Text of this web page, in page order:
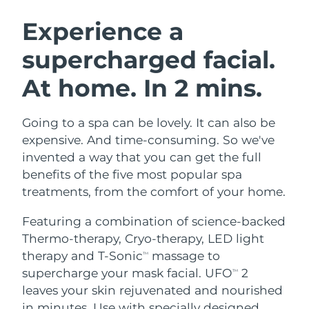
Experience a
supercharged facial.
At home. In 2 mins.
Going to a spa can be lovely. It can also be
expensive. And time-consuming. So we've
invented a way that you can get the full
benefits of the five most popular spa
treatments, from the comfort of your home.
Featuring a combination of science-backed
Thermo-therapy, Cryo-therapy, LED light
therapy and T-SonicTM
massage to
supercharge your mask facial. UFOTM
2
leaves your skin rejuvenated and nourished
Ansiktsrengöring
Anti-aging massage
LUNA™ 4 Plus
Massage, LED heating
LUNA™ 4 Men
For men, anti-aging massage
Ansiktslyft
Microcurrent toning
BEAR™ 2 go
Microcurrent toning on-the-go
BEAR™ 2 eyes & lips
Microcurrent line smoothing device
Återfuktning
UFO™ 3-paket
UFO™ 3 LED
Near-infrared and red light therapy
device
Munvård
issa™ 4
issa™ 4 plus
Smart hybrid silicone sonic toothbrush
Anti-aging LED-behandlingar
NEW
Österrike
Bahrain Förväntad leverans12/08/2026
Belgien Förväntad leverans11/08/2026
Bermuda Förväntad leverans17/08/2026
Bosnien och
Hercegovina
Förväntad leverans14/08/2026
Brunei Förväntad leverans16/08/2026
Bulgarien
Kanada Förväntad leverans
Chile Förväntad leverans15/08/2026